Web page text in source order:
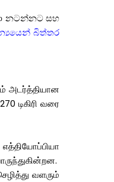
නටන්නට සහ
බිත්තර
அடர்த்தியான
டிகிரி வரை
வளரும்